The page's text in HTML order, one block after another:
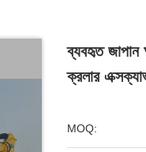
ব্যবহৃত
ক্রলার
MOQ: